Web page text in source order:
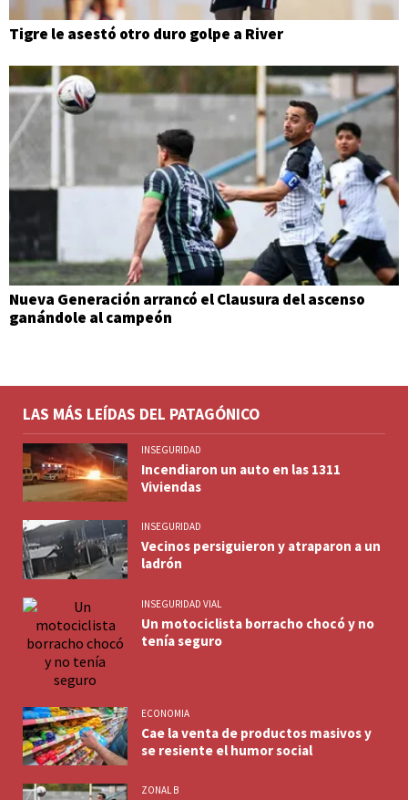
Tigre le asestó otro duro golpe a River
Nueva Generación arrancó el Clausura del ascenso
ganándole al campeón
LAS MÁS LEÍDAS DEL PATAGÓNICO
INSEGURIDAD
Incendiaron un auto en las 1311
Viviendas
INSEGURIDAD
Vecinos persiguieron y atraparon a un
ladrón
INSEGURIDAD VIAL
Un motociclista borracho chocó y no
tenía seguro
ECONOMIA
Cae la venta de productos masivos y
se resiente el humor social
ZONAL B